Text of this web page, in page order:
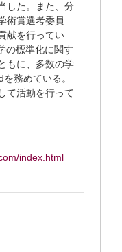
した。また、分
術賞選考委員
献を行ってい
の標準化に関す
もに、多数の学
務めている。
て活動を行って
index.html